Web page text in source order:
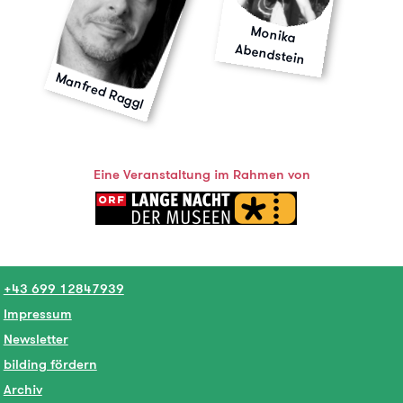
Manfred Raggl
Monika
Abendstein
Eine Veranstaltung im Rahmen von
+43 699 12847939
Impressum
Newsletter
bilding fördern
Archiv